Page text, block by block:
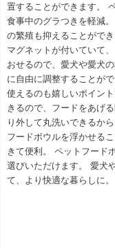
置することができます。
食事中のグラつきを軽減
の繁殖も抑えることがで
マグネットが付いていて
おせるので、愛犬や愛犬
に自由に調整することが
使えるのも嬉しいポイン
きるので、フードをあげ
り外して丸洗いできるか
フードボウルを浮かせる
きて便利。 ペットフード
選びいただけます。 愛犬
て、より快適な暮らしに。